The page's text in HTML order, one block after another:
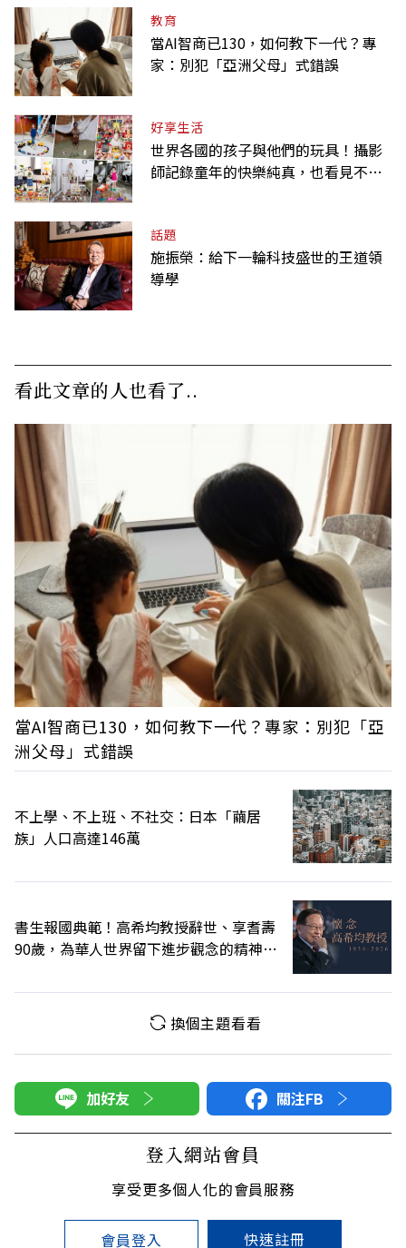
教育
當AI智商已130，如何教下一代？專
家：別犯「亞洲父母」式錯誤
好享生活
世界各國的孩子與他們的玩具！攝影
師記錄童年的快樂純真，也看見不同
話題
施振榮：給下一輪科技盛世的王道領
導學
看此文章的人也看了..
當AI智商已130，如何教下一代？專家：別犯「亞
洲父母」式錯誤
不上學、不上班、不社交：日本「繭居
族」人口高達146萬
書生報國典範！高希均教授辭世、享耆壽
90歲，為華人世界留下進步觀念的精神遺
換個主題看看
加好友 關注FB
登入網站會員
享受更多個人化的會員服務
會員登入 快速註冊